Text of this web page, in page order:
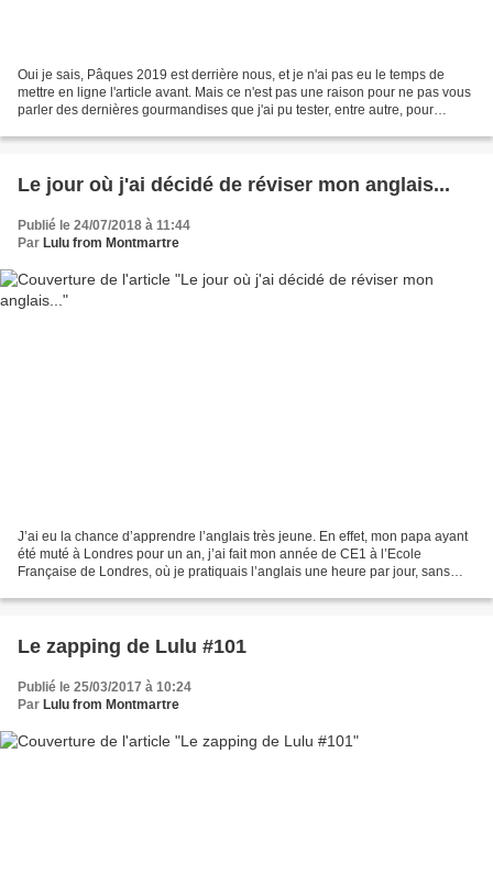
Oui je sais, Pâques 2019 est derrière nous, et je n'ai pas eu le temps de
mettre en ligne l'article avant. Mais ce n'est pas une raison pour ne pas vous
parler des dernières gourmandises que j'ai pu tester, entre autre, pour
Le jour où j'ai décidé de réviser mon anglais...
Publié le 24/07/2018 à 11:44
Par Lulu from Montmartre
J’ai eu la chance d’apprendre l’anglais très jeune. En effet, mon papa ayant
été muté à Londres pour un an, j’ai fait mon année de CE1 à l’Ecole
Française de Londres, où je pratiquais l’anglais une heure par jour, sans
Le zapping de Lulu #101
Publié le 25/03/2017 à 10:24
Par Lulu from Montmartre